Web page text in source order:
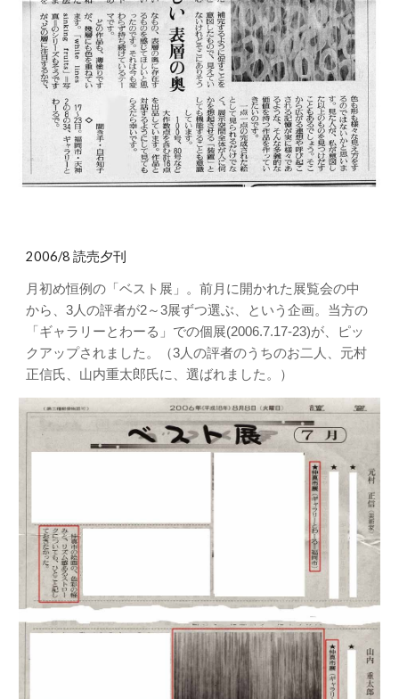
2006/8 読売夕刊
月初め恒例の「ベスト展」。前月に開かれた展覧会の中
から、3人の評者が2～3展ずつ選ぶ、という企画。当方の
「ギャラリーとわーる」での個展(2006.7.17-23)が、ピッ
クアップされました。（3人の評者のうちのお二人、元村
正信氏、山内重太郎氏に、選ばれました。）